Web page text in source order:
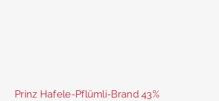
Prinz Hafele-Pflümli-Brand 43%